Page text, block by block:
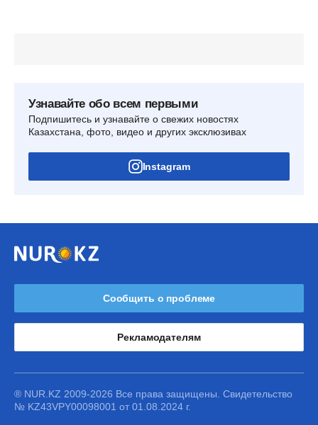
Узнавайте обо всем первыми
Подпишитесь и узнавайте о свежих новостях
Казахстана, фото, видео и других эксклюзивах
Instagram
Сообщить о проблеме
Рекламодателям
® NUR.KZ 2009-2026 Все права защищены. Свидетельство
№ KZ43VPY00098001 от 01.08.2024 г.